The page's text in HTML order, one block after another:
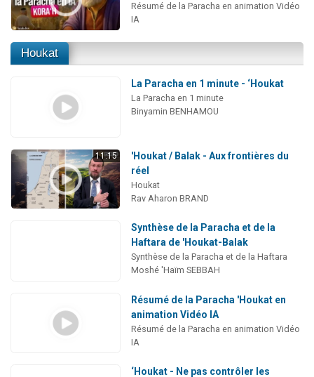
Résumé de la Paracha en animation Vidéo
IA
Houkat
La Paracha en 1 minute - ‘Houkat
La Paracha en 1 minute
Binyamin BENHAMOU
11:15
'Houkat / Balak - Aux frontières du
réel
Houkat
Rav Aharon BRAND
Synthèse de la Paracha et de la
Haftara de 'Houkat-Balak
Synthèse de la Paracha et de la Haftara
Moshé 'Haïm SEBBAH
Résumé de la Paracha 'Houkat en
animation Vidéo IA
Résumé de la Paracha en animation Vidéo
IA
‘Houkat - Ne pas contrôler les